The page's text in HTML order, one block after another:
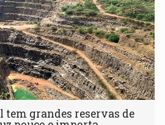
tem grandes reservas de